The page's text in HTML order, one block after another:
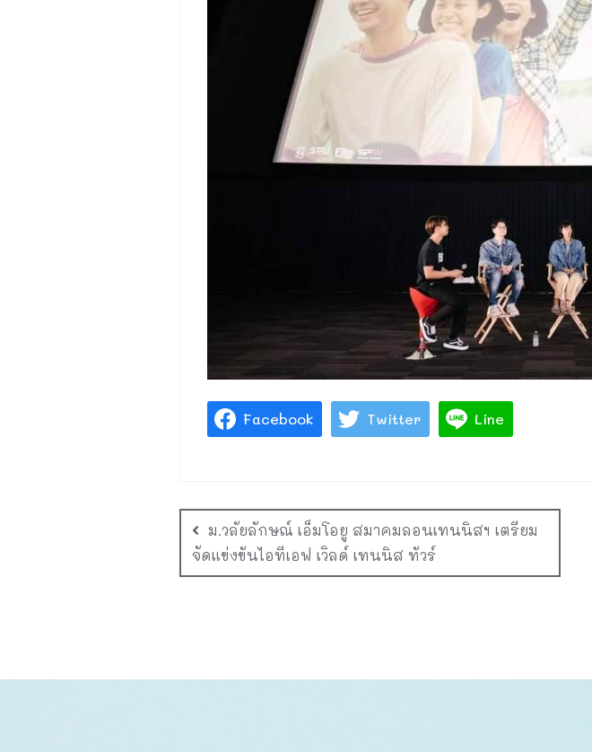
Facebook Twitter Line
ม.วลัยลักษณ์ เอ็มโอยู สมาคมลอนเทนนิสฯ เตรียม
จัดแข่งขันไอทีเอฟ เวิลด์ เทนนิส ทัวร์